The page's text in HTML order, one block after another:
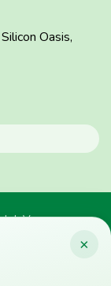
×
Oasis,
Ver